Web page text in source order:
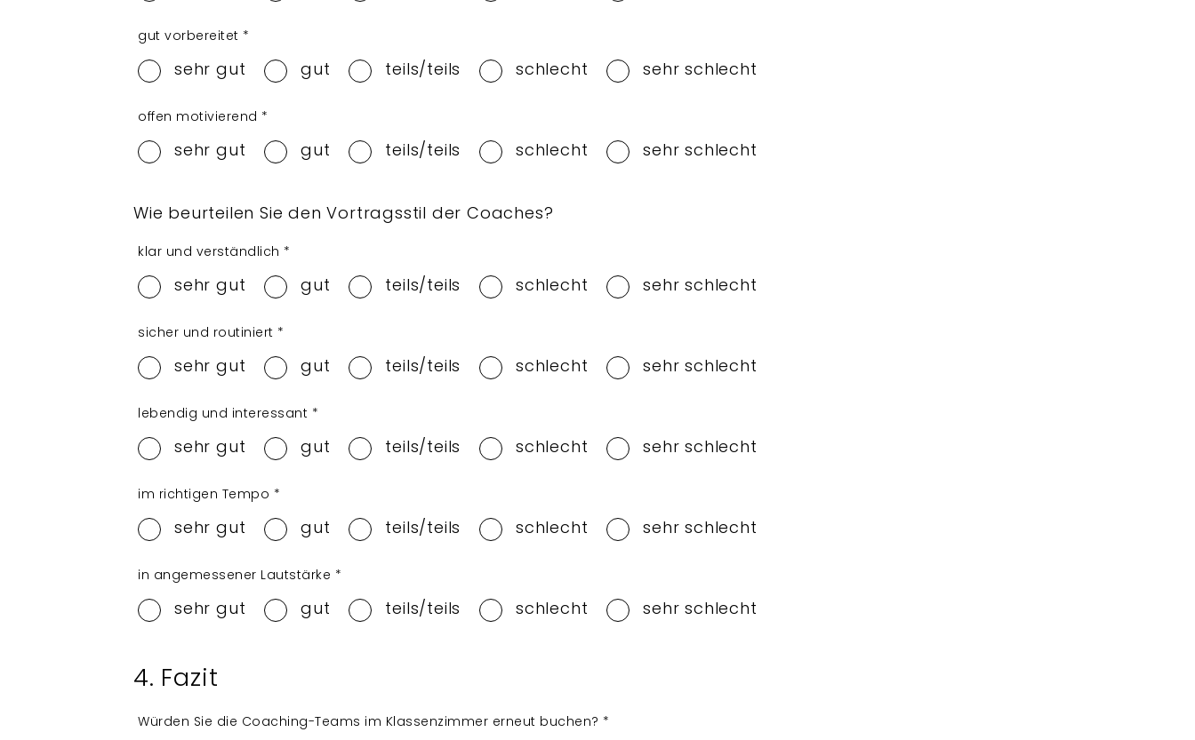
gut vorbereitet *
sehr gut gut teils/teils schlecht sehr schlecht
offen motivierend *
sehr gut gut teils/teils schlecht sehr schlecht
Wie beurteilen Sie den Vortragsstil der Coaches?
klar und verständlich *
sehr gut gut teils/teils schlecht sehr schlecht
sicher und routiniert *
sehr gut gut teils/teils schlecht sehr schlecht
lebendig und interessant *
sehr gut gut teils/teils schlecht sehr schlecht
im richtigen Tempo *
sehr gut gut teils/teils schlecht sehr schlecht
in angemessener Lautstärke *
sehr gut gut teils/teils schlecht sehr schlecht
4. Fazit
Würden Sie die Coaching-Teams im Klassenzimmer erneut buchen? *